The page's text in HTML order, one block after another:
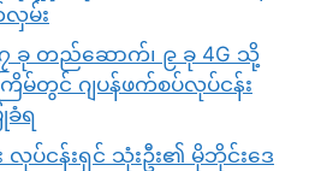
မ်း
၇ ခု တည်ဆောက်၊ ၉ ခု 4G သို့
တွင် ဂျပန်ဖက်စပ်လုပ်ငန်း
ရ
ပ်ငန်းရှင် သုံးဦး၏ မိုဘိုင်းဒေ